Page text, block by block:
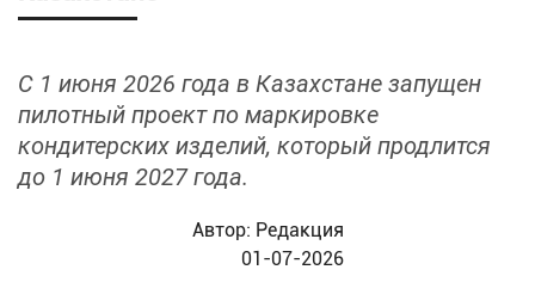
С 1 июня 2026 года в Казахстане запущен
пилотный проект по маркировке
кондитерских изделий, который продлится
до 1 июня 2027 года.
Автор: Редакция
01-07-2026